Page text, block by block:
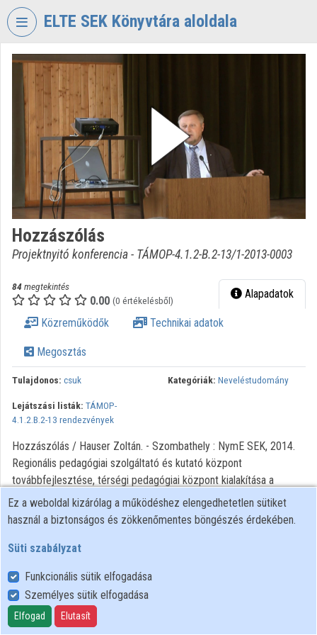
Fejléc kihagyása
ELTE SEK Könyvtára aloldala
VIDEOTORIUM
ELTE
EKL
SAVARIA
KÖNYVTÁR
LEVÉLTÁR
Intézményi kezdőlap
Bejelentkezés
Kategóriák
Intézményi listák
Intézmények
Hozzászólás
Projektnyitó konferencia - TÁMOP-4.1.2-B.2-13/1-2013-0003
84megtekintés
0.00 (0 értékelésből) Alapadatok
Közreműködők Technikai adatok
Megosztás
Tulajdonos: csuk Kategóriák: Neveléstudomány
Lejátszási listák: TÁMOP-
4.1.2.B.2-13 rendezvények
Hozzászólás / Hauser Zoltán. - Szombathely : NymE SEK, 2014.
Regionális pedagógiai szolgáltató és kutató központ
továbbfejlesztése, térségi pedagógiai központ kialakítása a
Nyugat-Dunántúlon - TÁMOP-4.1.2.B.2-13/1-2013-0003
Projeknyitó konferencia
Felhasználói szabályzat
Adatkezelési tájékoztató
Süti szabályzat
Ez a weboldal kizárólag a működéshez elengedhetetlen sütiket
használ a biztonságos és zökkenőmentes böngészés érdekében.
Süti szabályzat
Funkcionális sütik elfogadása
Személyes sütik elfogadása
Elfogad Elutasít